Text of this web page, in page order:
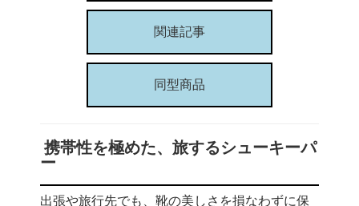
関連記事
同型商品
️ 携帯性を極めた、旅するシューキーパ
ー
出張や旅行先でも、靴の美しさを損なわずに保